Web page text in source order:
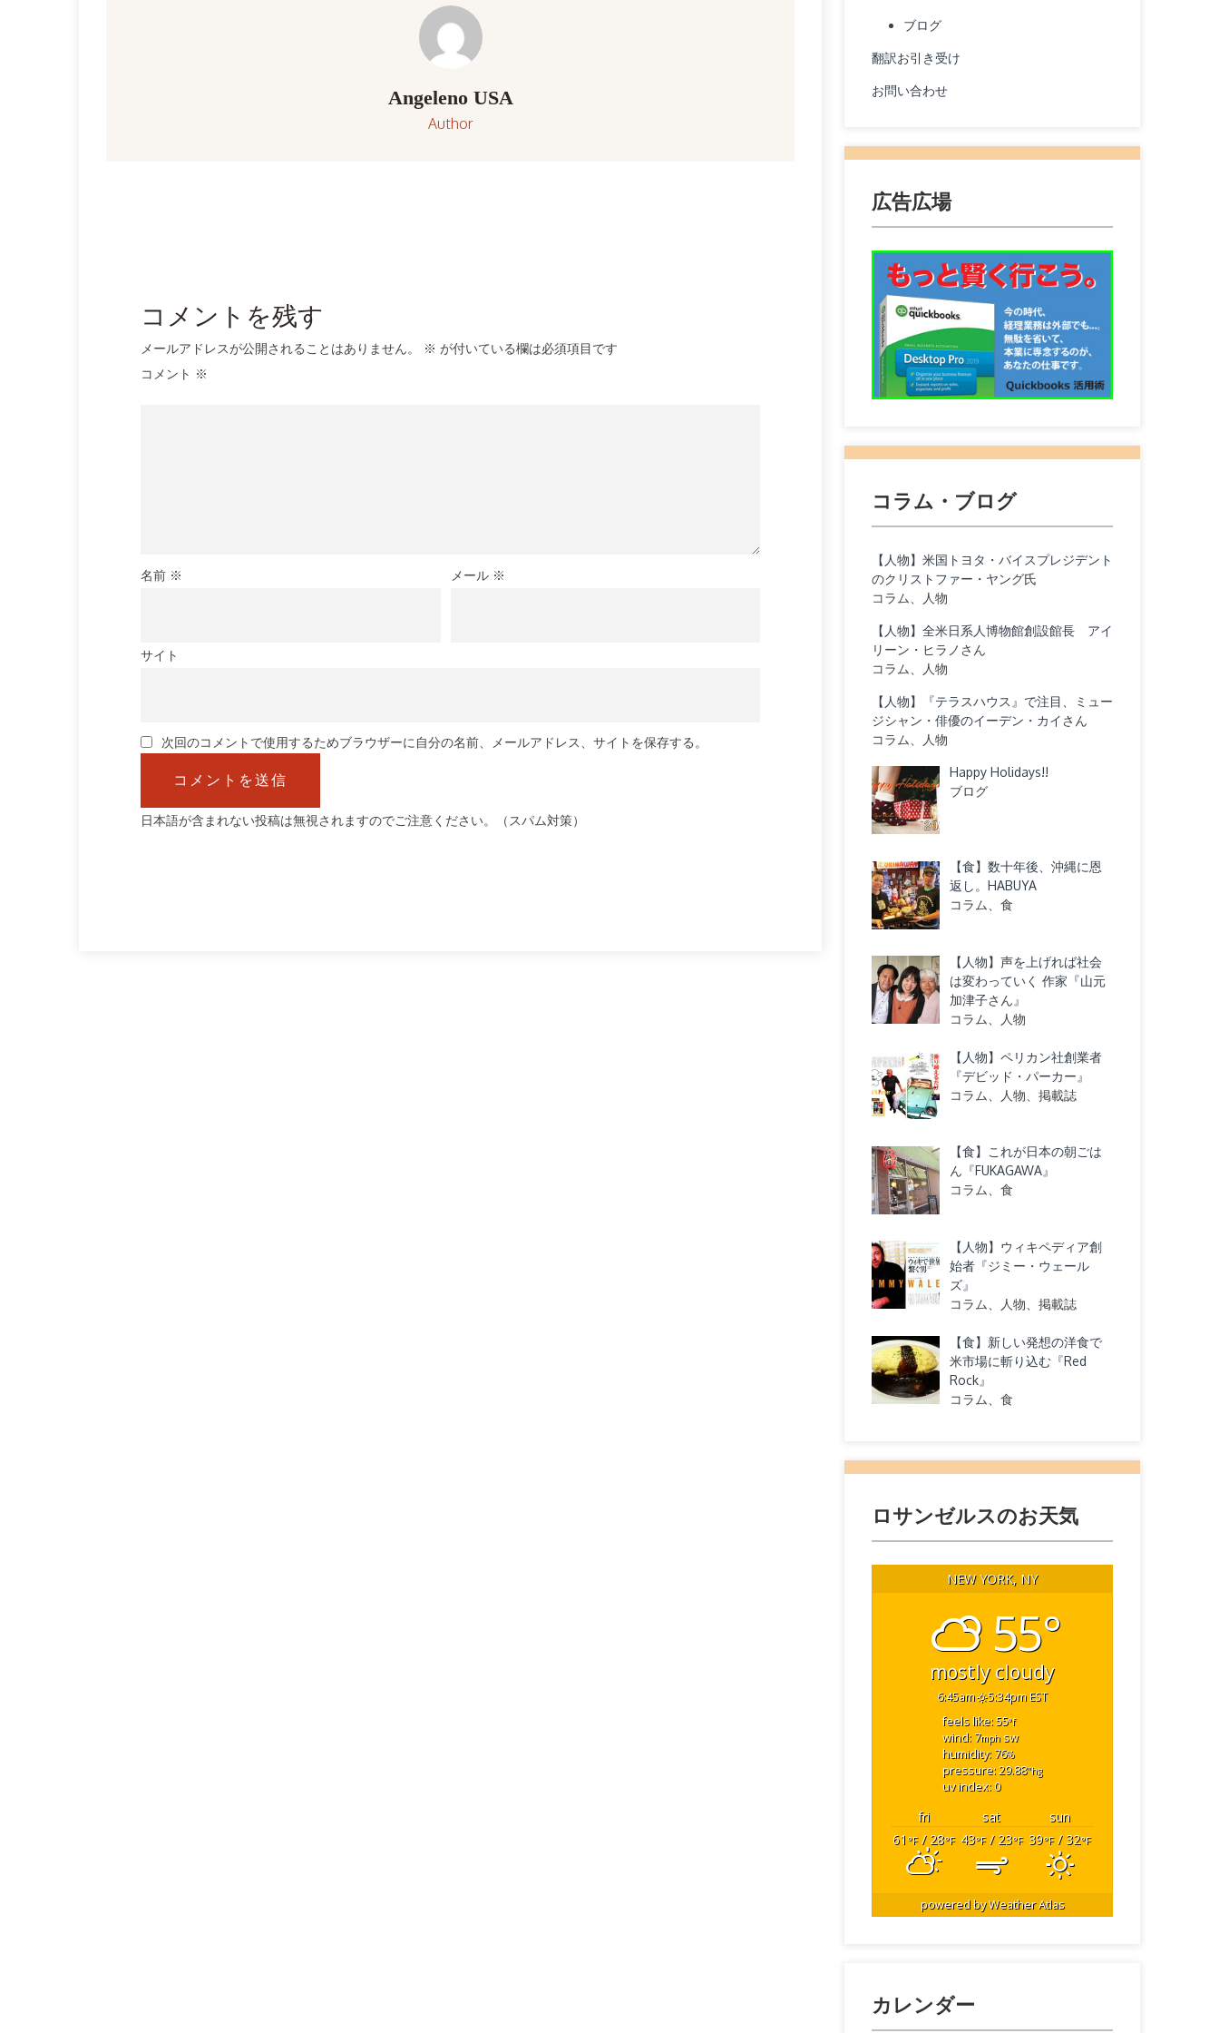
Angeleno USA
Author
コメントを残す
メールアドレスが公開されることはありません。 ※ が付いている欄は必須項目です
コメント ※
名前 ※ メール ※
サイト
次回のコメントで使用するためブラウザーに自分の名前、メールアドレス、サイトを保存する。
日本語が含まれない投稿は無視されますのでご注意ください。（スパム対策）
ブログ
翻訳お引き受け
お問い合わせ
広告広場
コラム・ブログ
【人物】米国トヨタ・バイスプレジデント
のクリストファー・ヤング氏
コラム、人物
【人物】全米日系人博物館創設館長 アイ
リーン・ヒラノさん
コラム、人物
【人物】『テラスハウス』で注目、ミュー
ジシャン・俳優のイーデン・カイさん
コラム、人物
Happy Holidays!!
ブログ
【食】数十年後、沖縄に恩
返し。HABUYA
コラム、食
【人物】声を上げれば社会
は変わっていく 作家『山元
加津子さん』
コラム、人物
【人物】ペリカン社創業者
『デビッド・パーカー』
コラム、人物、掲載誌
【食】これが日本の朝ごは
ん『FUKAGAWA』
コラム、食
【人物】ウィキペディア創
始者『ジミー・ウェール
ズ』
コラム、人物、掲載誌
【食】新しい発想の洋食で
米市場に斬り込む『Red
Rock』
コラム、食
ロサンゼルスのお天気
NEW YORK, NY
55°
mostly cloudy
6:45am 5:34pm EST
feels like: 55°f
wind: 7mph sw
humidity: 76%
pressure: 29.88"hg
uv index: 0
fri sat
sun
61 °F/ 28°F 43°F/ 23°F 39°F/ 32°F
powered byWeather Atlas
カレンダー